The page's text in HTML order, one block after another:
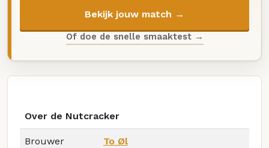
Bekijk jouw match →
Of doe de snelle smaaktest →
Over de Nutcracker
Brouwer To Øl